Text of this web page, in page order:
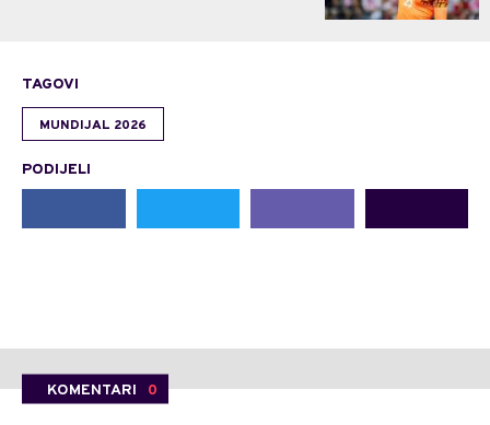
TAGOVI
MUNDIJAL 2026
PODIJELI
KOMENTARI 0